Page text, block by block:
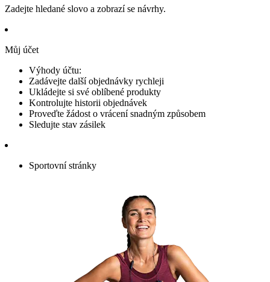
Zadejte hledané slovo a zobrazí se návrhy.
Můj účet
Výhody účtu:
Zadávejte další objednávky rychleji
Ukládejte si své oblíbené produkty
Kontrolujte historii objednávek
Proveďte žádost o vrácení snadným způsobem
Sledujte stav zásilek
Sportovní stránky